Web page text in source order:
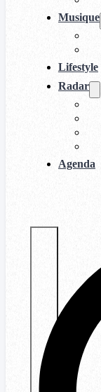
Musique
Lifestyle
Radar
Agenda